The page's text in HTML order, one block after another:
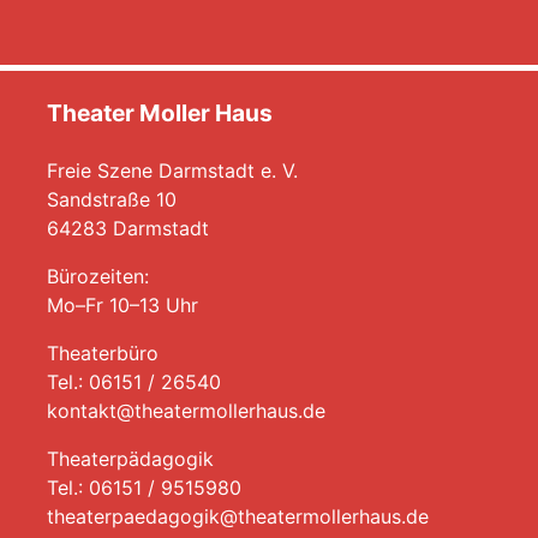
Theater Moller Haus
Freie Szene Darmstadt e. V.
Sandstraße 10
64283 Darmstadt
Bürozeiten:
Mo–Fr 10–13 Uhr
Theaterbüro
Tel.: 06151 / 26540
kontakt@theatermollerhaus.de
Theaterpädagogik
Tel.: 06151 / 9515980
theaterpaedagogik@theatermollerhaus.de